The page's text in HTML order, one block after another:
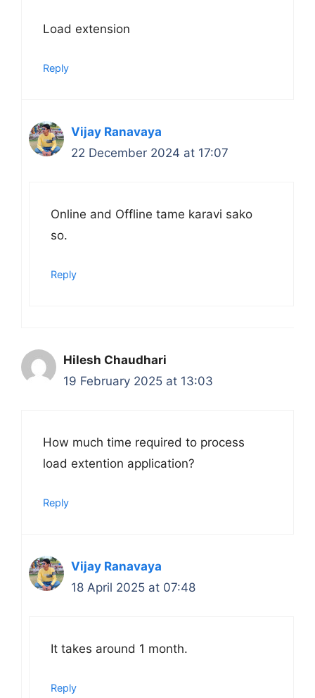
Load extension
Reply
Vijay Ranavaya
22 December 2024 at 17:07
Online and Offline tame karavi sako
so.
Reply
Hilesh Chaudhari
19 February 2025 at 13:03
How much time required to process
load extention application?
Reply
Vijay Ranavaya
18 April 2025 at 07:48
It takes around 1 month.
Reply